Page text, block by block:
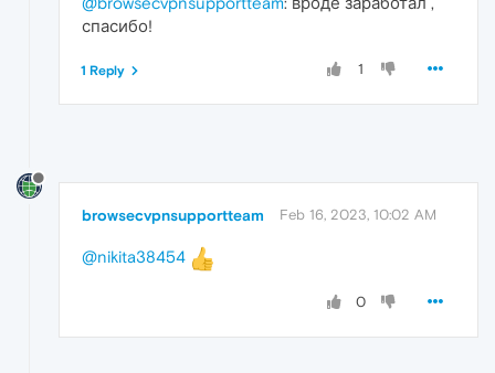
спасибо!
1
1 Reply
browsecvpnsupportteam Feb 16, 2023, 10:02 AM
@nikita38454
0